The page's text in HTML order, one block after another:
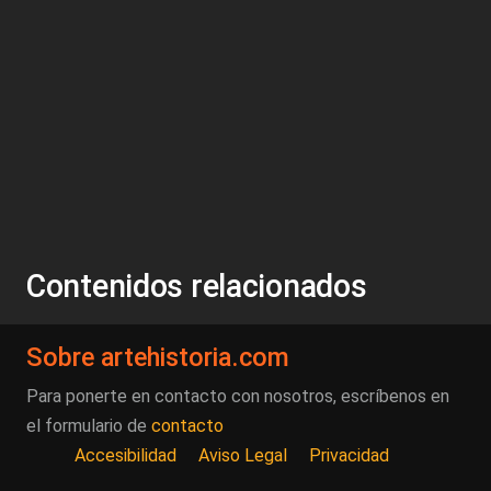
Contenidos relacionados
Sobre artehistoria.com
Para ponerte en contacto con nosotros, escríbenos en
el formulario de contacto
Accesibilidad
Aviso Legal Privacidad